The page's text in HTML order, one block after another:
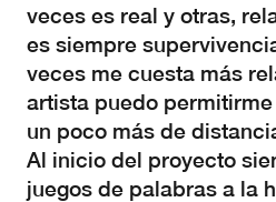
veces es real y otras,
es siempre
veces me cuesta más
artista puedo
un poco más de
Al inicio del proyecto
juegos de palabras a la